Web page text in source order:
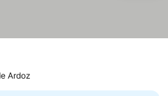
Ardoz